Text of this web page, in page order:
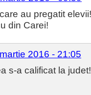
au pregatit elevii!
din Carei!
2016 - 21:05
s-a calificat la